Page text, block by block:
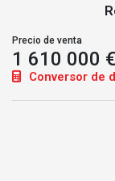
Precio de venta
1 610 000 €
Conversor de